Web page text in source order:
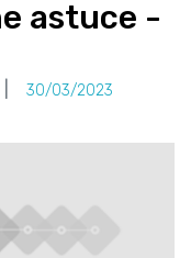
astuce -
30/03/2023